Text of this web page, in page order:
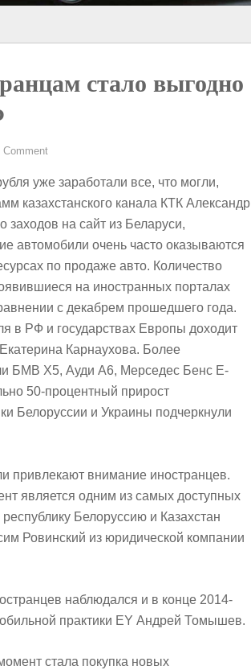
стало выгодно
Comment
уже заработали все, что могли,
казахстанского канала КТК Александр
на сайт из Беларуси,
автомобили очень часто оказываются
по продаже авто. Количество
на иностранных порталах
с декабрем прошедшего года.
в РФ и государствах Европы доходит
Карнаухова. Более
БМВ X5, Ауди A6, Мерседес Бенс E-
50-процентный прирост
Белоруссии и Украины подчеркнули
привлекают внимание иностранцев.
является одним из самых доступных
Белоруссию и Казахстан
Ровинский из юридической компании
наблюдался и в конце 2014-
практики EY Андрей Томышев.
стала покупка новых